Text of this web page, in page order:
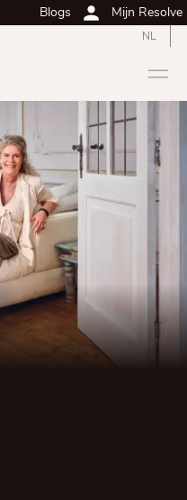
Blogs Mijn Resolve
NL